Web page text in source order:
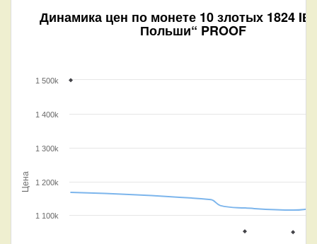
Динамика цен по монете 10 злотых 1824 IВ
Польши“ PROOF
Цена
1 100k
1 200k
1 300k
1 400k
1 500k